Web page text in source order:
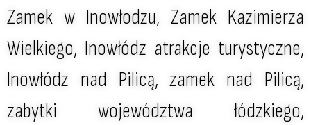
Zamek w Inowłodzu, Zamek Kazimierza
Wielkiego, Inowłódz atrakcje turystyczne,
Inowłódz nad Pilicą, zamek nad Pilicą,
zabytki województwa łódzkiego,